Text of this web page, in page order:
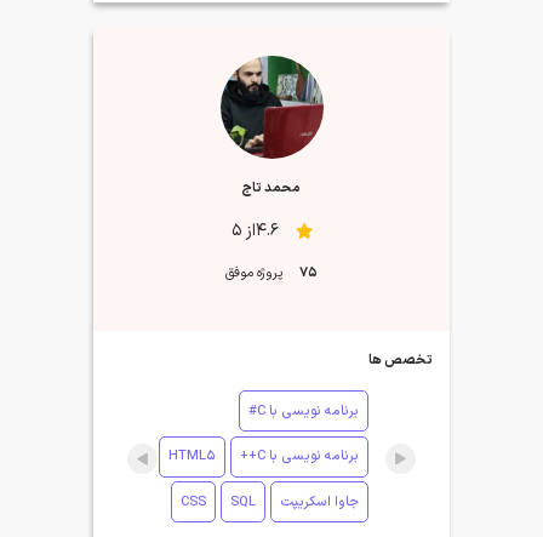
محمد تاج
4.6از 5
75 پروژه موفق
تخصص ها
برنامه نویسی با C#
برنامه نویسی با C++ HTML5
جاوا اسکریپت SQL
CSS